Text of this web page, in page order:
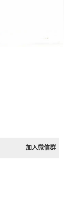
加入微信群